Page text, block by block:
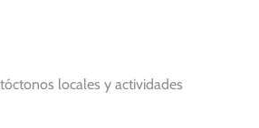
locales y actividades